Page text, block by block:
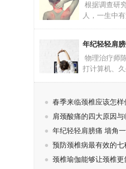
根据调查研究
人，一生中
年纪轻轻肩
物理治疗师陈
打计算机、久
● 春季来临颈椎应该怎样
●
肩颈酸痛的四大原因与
● 年纪轻轻肩膀痛 墙角
● 预防颈椎病最有效的七
● 颈椎瑜伽能够让颈椎更